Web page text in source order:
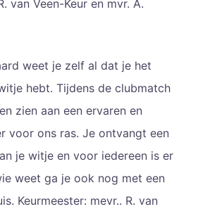
van Veen-Keur en mvr. A.
weet je zelf al dat je het
hebt. Tijdens de clubmatch
zien aan een ervaren en
voor ons ras. Je ontvangt een
je witje en voor iedereen is er
weet ga je ook nog met een
Keurmeester: mevr.. R. van